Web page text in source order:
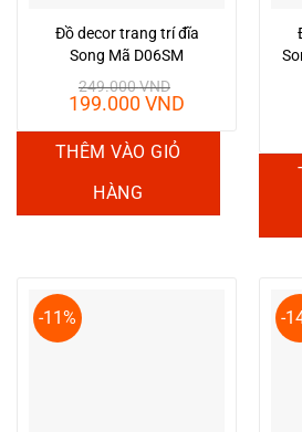
Đồ decor trang trí đĩa
Song Mã D06SM
249.000VND
Giá
là:
249.000 VND.
199.000VND
199.000
THÊM VÀO GIỎ
HÀNG
-11% -